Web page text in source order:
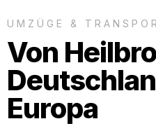
UMZÜGE &
Von
Europa